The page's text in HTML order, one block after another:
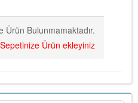
Ürün Bulunmamaktadır.
Sepetinize Ürün ekleyiniz